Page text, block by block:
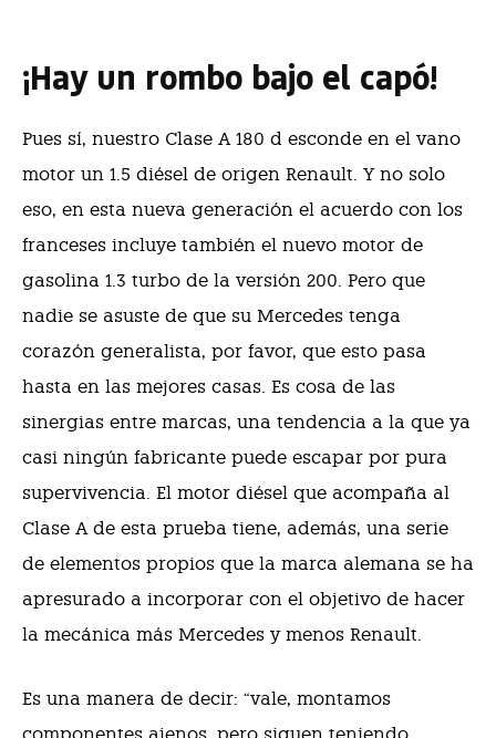
¡Hay un rombo bajo el capó!
Pues sí, nuestro Clase A 180 d esconde en el vano
motor un 1.5 diésel de origen Renault. Y no solo
eso, en esta nueva generación el acuerdo con los
franceses incluye también el nuevo motor de
gasolina 1.3 turbo de la versión 200. Pero que
nadie se asuste de que su Mercedes tenga
corazón generalista, por favor, que esto pasa
hasta en las mejores casas. Es cosa de las
sinergias entre marcas, una tendencia a la que ya
casi ningún fabricante puede escapar por pura
supervivencia. El motor diésel que acompaña al
Clase A de esta prueba tiene, además, una serie
de elementos propios que la marca alemana se ha
apresurado a incorporar con el objetivo de hacer
la mecánica más Mercedes y menos Renault.
Es una manera de decir: “vale, montamos
componentes ajenos, pero siguen teniendo